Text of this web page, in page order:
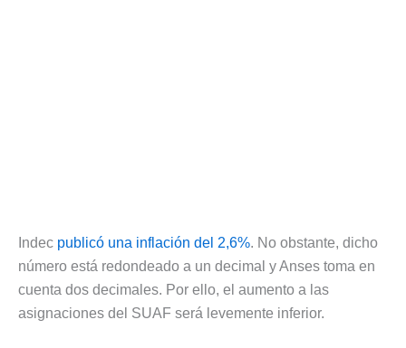
Indec publicó una inflación del 2,6%. No obstante, dicho
número está redondeado a un decimal y Anses toma en
cuenta dos decimales. Por ello, el aumento a las
asignaciones del SUAF será levemente inferior.